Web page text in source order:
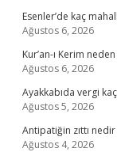
Esenler’de kaç
Ağustos 6, 2026
Kur’an-ı Kerim
Ağustos 6, 2026
Ayakkabıda vergi
Ağustos 5, 2026
Antipatiğin zıttı nedir
Ağustos 4, 2026